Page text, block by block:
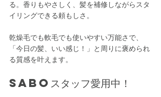
る。香りもやさしく、髪を補修しながらスタ
イリングできる頼もしさ。
乾燥毛でも軟毛でも使いやすい万能さで、
「今日の髪、いい感じ！」と周りに褒められ
る質感を叶えます。
SABOスタッフ愛用中！